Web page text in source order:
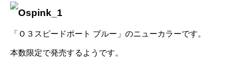
「Ｏ３スピードポート ブルー」のニューカラーです。
本数限定で発売するようです。